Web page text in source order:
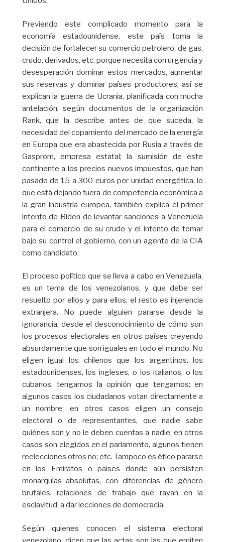
Previendo este complicado momento para la
economía estadounidense, este país toma la
decisión de fortalecer su comercio petrolero, de gas,
crudo, derivados, etc. porque necesita con urgencia y
desesperación dominar estos mercados, aumentar
sus reservas y dominar países productores, así se
explican la guerra de Ucrania, planificada con mucha
antelación, según documentos de la organización
Rank, que la describe antes de que suceda, la
necesidad del copamiento del mercado de la energía
en Europa que era abastecida por Rusia a través de
Gasprom, empresa estatal; la sumisión de este
continente a los precios nuevos impuestos, que han
pasado de 15 a 300 euros por unidad energética, lo
que está dejando fuera de competencia económica a
la gran industria europea, también explica el primer
intento de Biden de levantar sanciones a Venezuela
para el comercio de su crudo y el intento de tomar
bajo su control el gobierno, con un agente de la CIA
como candidato.
El proceso político que se lleva a cabo en Venezuela,
es un tema de los venezolanos, y que debe ser
resuelto por ellos y para ellos, el resto es injerencia
extranjera. No puede alguien pararse desde la
ignorancia, desde el desconocimiento de cómo son
los procesos electorales en otros países creyendo
absurdamente que son iguales en todo el mundo. No
eligen igual los chilenos que los argentinos, los
estadounidenses, los ingleses, o los italianos, o los
cubanos, tengamos la opinión que tengamos; en
algunos casos los ciudadanos votan directamente a
un nombre; en otros casos eligen un consejo
electoral o de representantes, que nadie sabe
quiénes son y no le deben cuentas a nadie; en otros
casos son elegidos en el parlamento, algunos tienen
reelecciones otros no; etc. Tampoco es ético pararse
en los Emiratos o países donde aún persisten
monarquías absolutas, con diferencias de género
brutales, relaciones de trabajo que rayan en la
esclavitud, a dar lecciones de democracia.
Según quienes conocen el sistema electoral